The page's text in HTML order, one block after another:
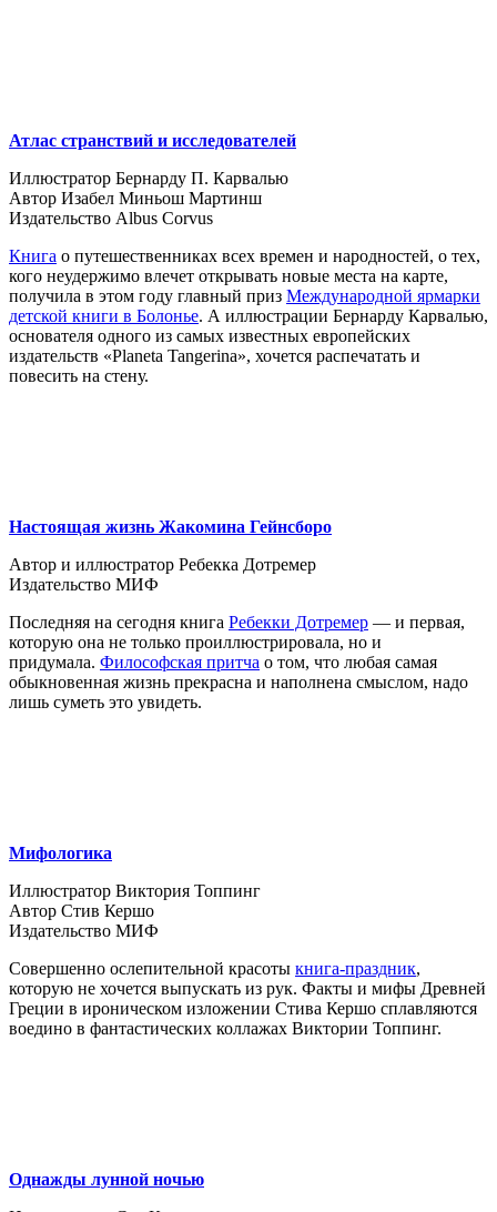
Атлас странствий и исследователей
Иллюстратор Бернарду П. Карвалью
Автор Изабел Миньош Мартинш
Издательство Albus Corvus
Книга о путешественниках всех времен и народностей, о тех,
кого неудержимо влечет открывать новые места на карте,
получила в этом году главный приз Международной ярмарки
детской книги в Болонье. А иллюстрации Бернарду Карвалью,
основателя одного из самых известных европейских
издательств «Planeta Tangerina», хочется распечатать и
повесить на стену.
Настоящая жизнь Жакомина Гейнсборо
Автор и иллюстратор Ребекка Дотремер
Издательство МИФ
Последняя на сегодня книга Ребекки Дотремер — и первая,
которую она не только проиллюстрировала, но и
придумала. Философская притча о том, что любая самая
обыкновенная жизнь прекрасна и наполнена смыслом, надо
лишь суметь это увидеть.
Мифологика
Иллюстратор Виктория Топпинг
Автор Стив Кершо
Издательство МИФ
Совершенно ослепительной красоты книга-праздник,
которую не хочется выпускать из рук. Факты и мифы Древней
Греции в ироническом изложении Стива Кершо сплавляются
воедино в фантастических коллажах Виктории Топпинг.
Однажды лунной ночью